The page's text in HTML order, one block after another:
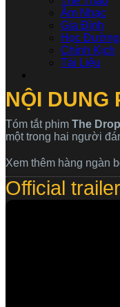
Âm Nhạc
Gia Đình
Học Đường
Chính Kịch
Tài Liệu
NỘI DUNG
Tóm tắt phim The
một trong hai người
Xem thêm hàng ngàn
Official